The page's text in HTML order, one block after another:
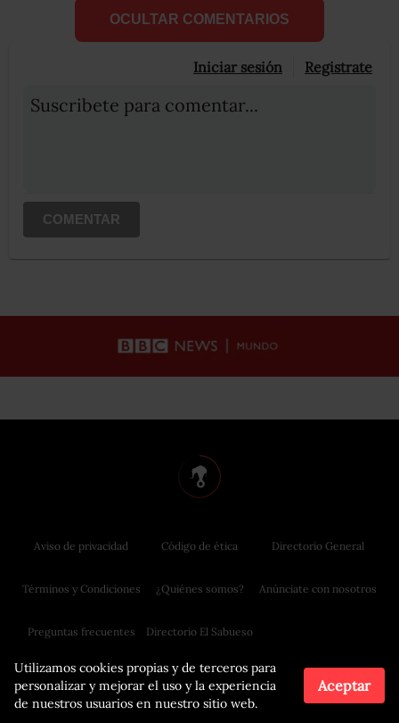
OCULTAR COMENTARIOS
Iniciar sesión Registrate
Suscribete para comentar...
COMENTAR
Utilizamos cookies propias y de terceros para
personalizar y mejorar el uso y la experiencia
de nuestros usuarios en nuestro sitio web.
Aceptar
Aviso de privacidad
Términos y Condiciones
Preguntas frecuentes
Código de ética
¿Quiénes somos?
Directorio El Sabueso
Directorio General
Anúnciate con nosotros